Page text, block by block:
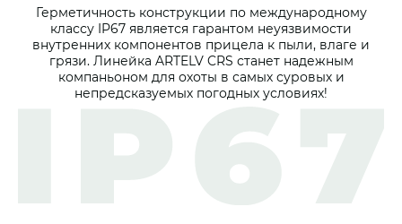
Герметичность конструкции по международному
классу IP67 является гарантом неуязвимости
внутренних компонентов прицела к пыли, влаге и
грязи. Линейка ARTELV CRS станет надежным
компаньоном для охоты в самых суровых и
непредсказуемых погодных условиях!